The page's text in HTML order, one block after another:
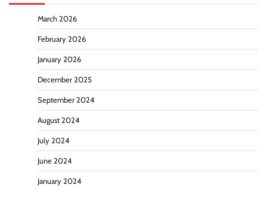
March 2026
February 2026
January 2026
December 2025
September 2024
August 2024
July 2024
June 2024
January 2024